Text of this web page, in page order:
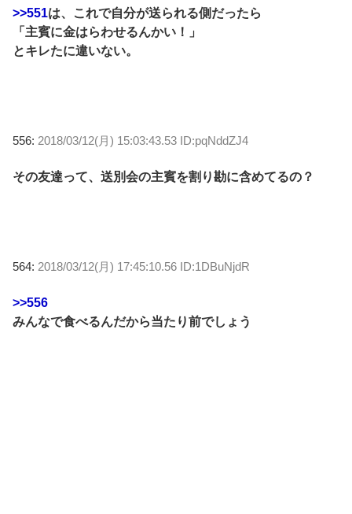
>>551は、これで自分が送られる側だったら
「主賓に金はらわせるんかい！」
とキレたに違いない。
556: 2018/03/12(月) 15:03:43.53 ID:pqNddZJ4
その友達って、送別会の主賓を割り勘に含めてるの？
564: 2018/03/12(月) 17:45:10.56 ID:1DBuNjdR
>>556
みんなで食べるんだから当たり前でしょう